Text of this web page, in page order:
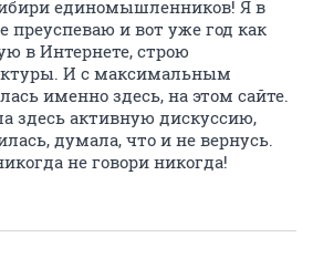
единомышленников! Я в
преуспеваю и вот уже год как
в Интернете, строю
И с максимальным
именно здесь, на этом сайте.
здесь активную дискуссию,
думала, что и не вернусь.
не говори никогда!